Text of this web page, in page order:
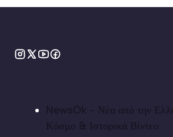
NewsOk - Νέα από την
Κόσμο & Ιστορικά Βίντεο